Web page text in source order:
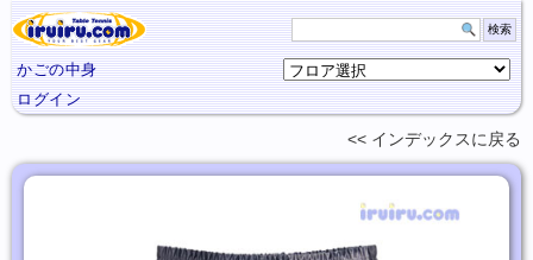
かごの中身
ログイン
インデックスに 戻る